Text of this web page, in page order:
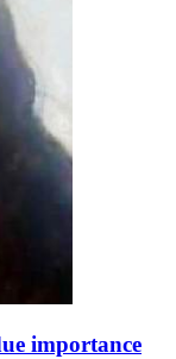
importance